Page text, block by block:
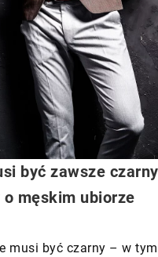
być zawsze
męskim ubiorze
musi być czarny – w